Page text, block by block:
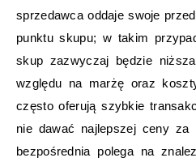
sprzedawca oddaje swoje
punktu skupu; w takim
skup zazwyczaj będzie
względu na marżę oraz
często oferują szybkie
nie dawać najlepszej ceny
bezpośrednia polega na